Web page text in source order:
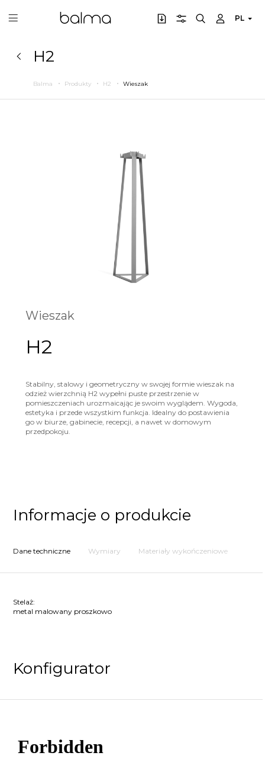
PL
H2
Balma Produkty H2 Wieszak
Wieszak
H2
Stabilny, stalowy i geometryczny w swojej formie wieszak na
odzież wierzchnią H2 wypełni puste przestrzenie w
pomieszczeniach urozmaicając je swoim wyglądem. Wygoda,
estetyka i przede wszystkim funkcja. Idealny do postawienia
go w biurze, gabinecie, recepcji, a nawet w domowym
przedpokoju.
Informacje o produkcie
Dane techniczne Wymiary Materiały wykończeniowe
Stelaż:
metal malowany proszkowo
Konfigurator